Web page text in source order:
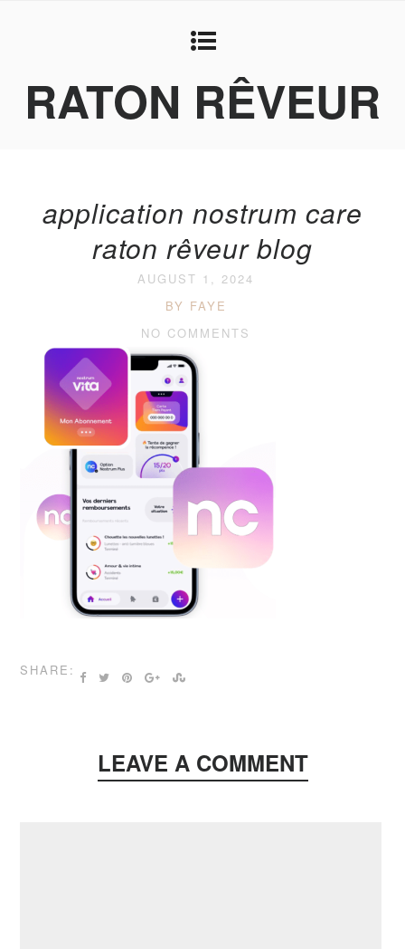
RATON RÊVEUR
application nostrum care
raton rêveur blog
AUGUST 1, 2024
BY FAYE
NO COMMENTS
SHARE:
LEAVE A COMMENT